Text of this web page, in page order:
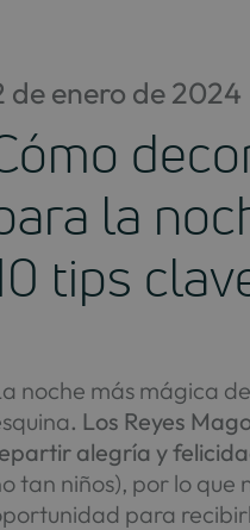
contenido
de enero de 2024
la
tips
noche más mágica
. Los Reyes
alegría y
tan niños), por lo que
para